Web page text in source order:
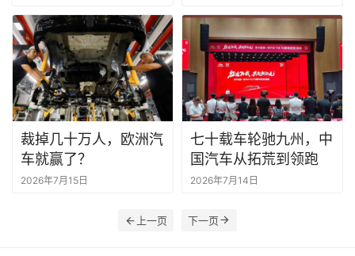
裁掉几十万人，欧洲汽
车就赢了？
2026年7月15日
七十载车轮驰九州，中
国汽车从拓荒到领跑
2026年7月14日
上一页 下一页